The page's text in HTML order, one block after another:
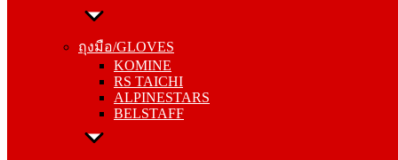
ถุงมือ/GLOVES
KOMINE
RS TAICHI
ALPINESTARS
BELSTAFF
ถุงมือ/GLOVES
RS TAICHI
ALPINESTARS
BELSTAFF
รองเท้า/BOOTS